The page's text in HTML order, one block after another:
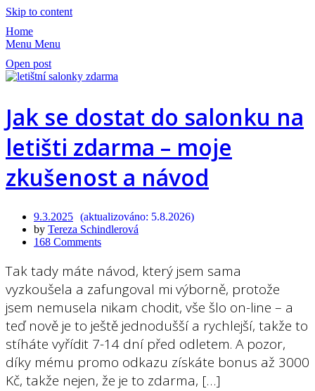
Skip to content
Home
Menu Menu
Open post
Jak se dostat do salonku na
letišti zdarma – moje
zkušenost a návod
9.3.2025
5.8.2026
by Tereza Schindlerová
168 Comments
Tak tady máte návod, který jsem sama
vyzkoušela a zafungoval mi výborně, protože
jsem nemusela nikam chodit, vše šlo on-line – a
teď nově je to ještě jednodušší a rychlejší, takže to
stíháte vyřídit 7-14 dní před odletem. A pozor,
díky mému promo odkazu získáte bonus až 3000
Kč, takže nejen, že je to zdarma, […]